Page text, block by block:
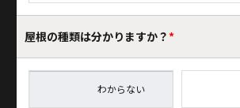
屋根の種類は分かりますか？*
わからない